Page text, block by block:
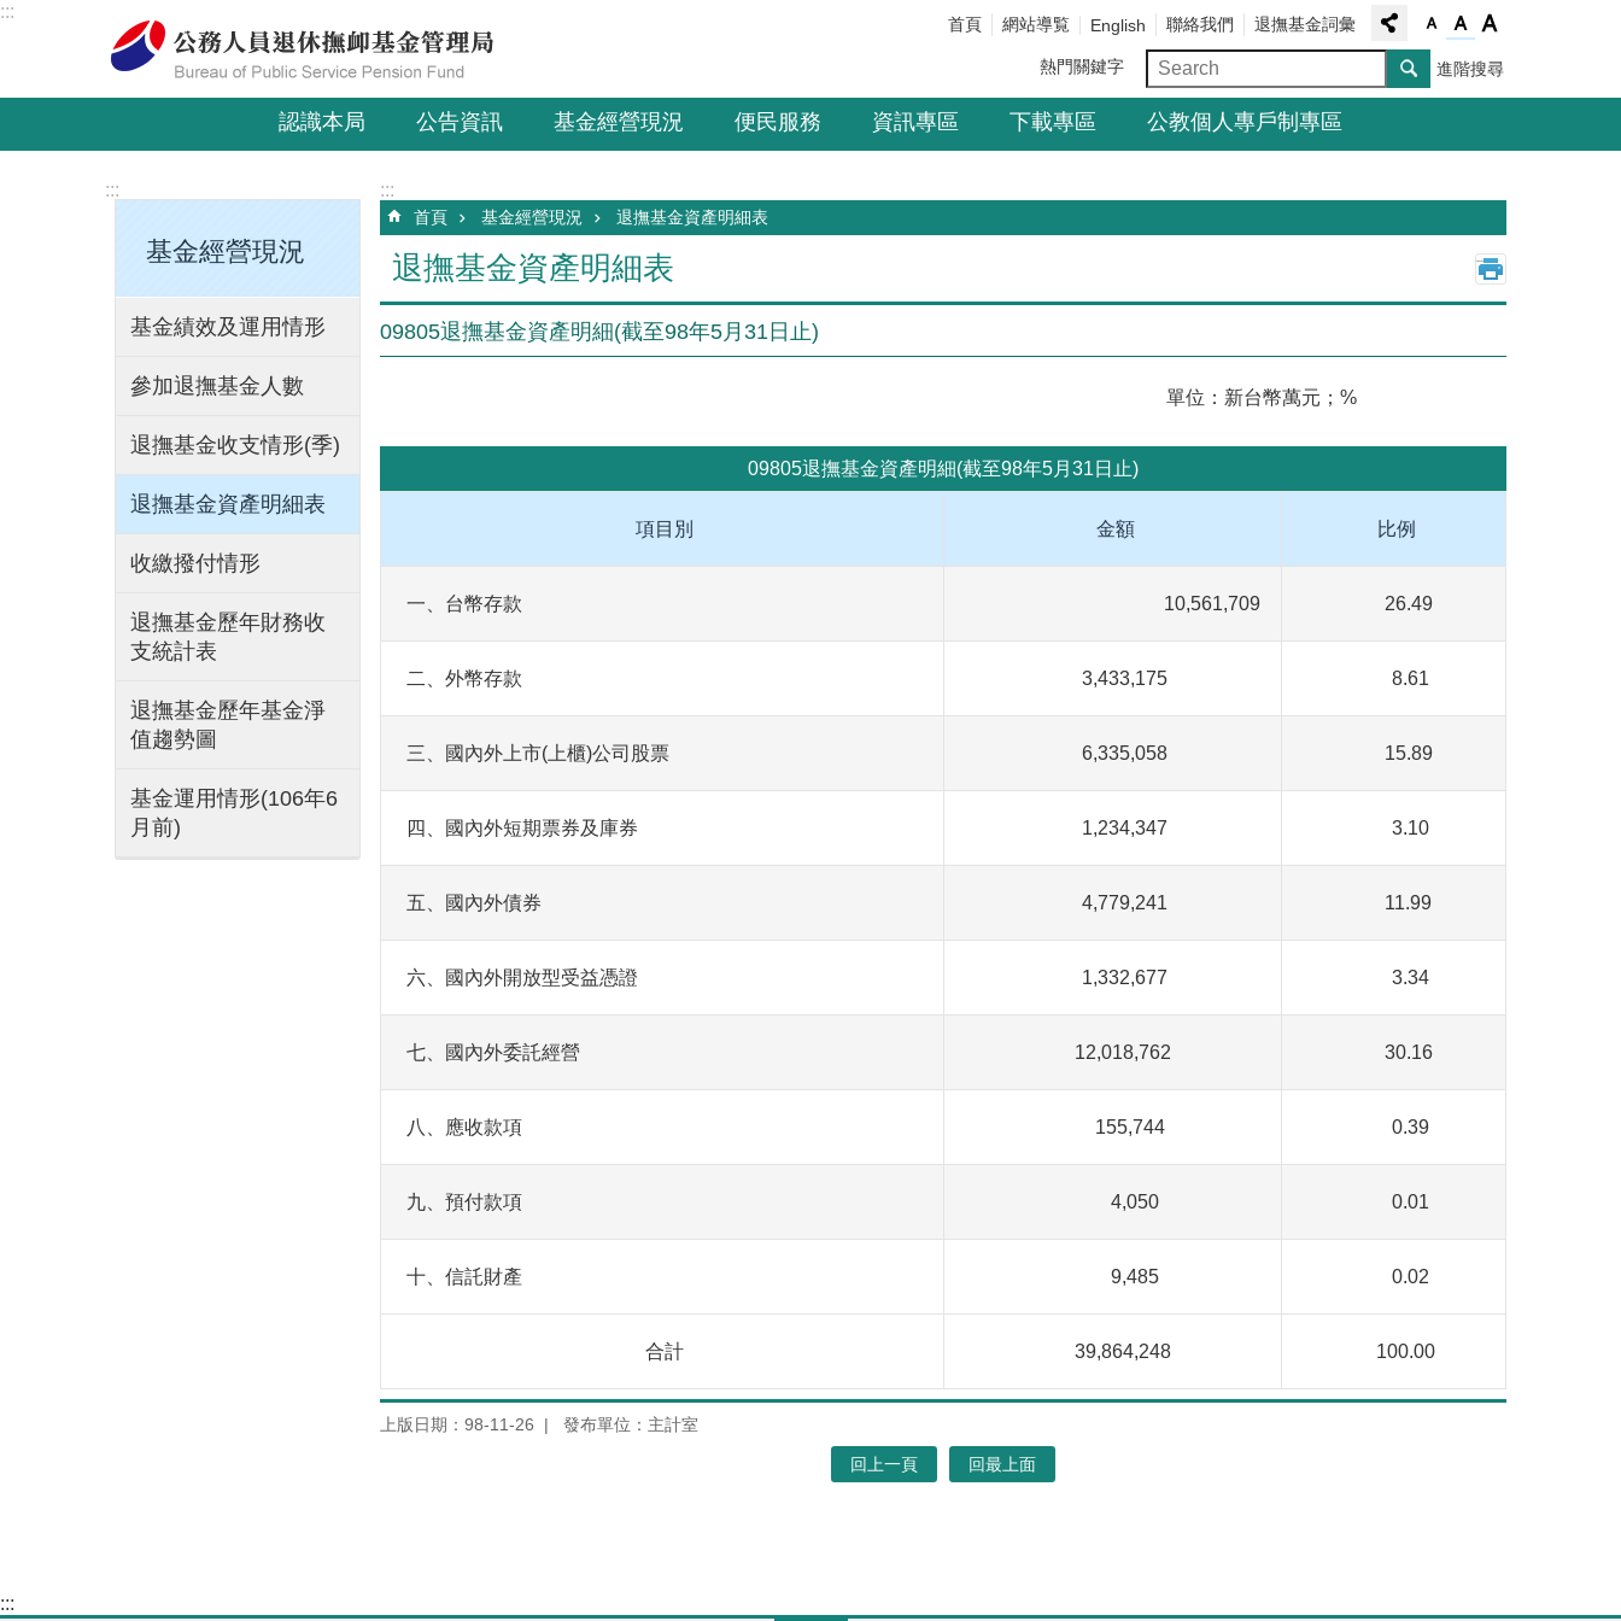
跳到主要內容區塊
:::
首頁 網站導覧 English 聯絡我們 退撫基金詞彙
熱門關鍵字 進階搜尋
認識本局 公告資訊 基金經營現況 便民服務 資訊專區 下載專區 公教個人專戶制專區
:::
基金經營現況
基金績效及運用情形
參加退撫基金人數
退撫基金收支情形(季)
退撫基金資產明細表
收繳撥付情形
退撫基金歷年財務收
支統計表
退撫基金歷年基金淨
值趨勢圖
基金運用情形(106年6
月前)
:::
首頁 基金經營現況 退撫基金資產明細表
退撫基金資產明細表 _
09805退撫基金資產明細(截至98年5月31日止)
單位：新台幣萬元；%
09805退撫基金資產明細(截至98年5月31日止)
項目別 金額 比例
一、台幣存款 10,561,709 26.49
二、外幣存款 3,433,175 8.61
三、國內外上市( 上櫃)公司股票 6,335,058 15.89
四、國內外短期票券及庫券 1,234,347 3.10
五、國內外債券 4,779,241 11.99
六、國內外開放型受益憑證 1,332,677 3.34
七、國內外委託經營 12,018,762 30.16
八、應收款項 155,744 0.39
九、預付款項 4,050 0.01
十、信託財產 9,485 0.02
合計 39,864,248 100.00
上版日期：98-11-26 發布單位：主計室
回上一頁 回最上面
:::